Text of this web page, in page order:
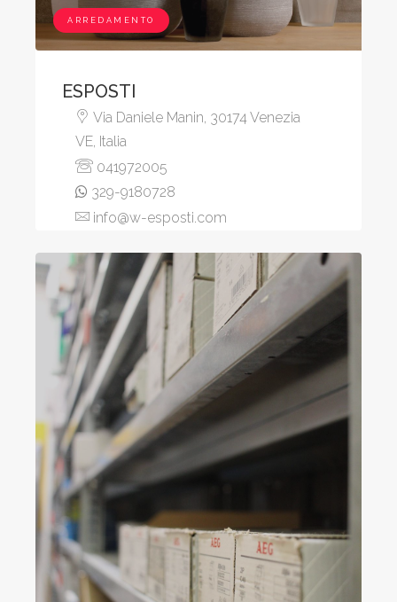
ARREDAMENTO
ESPOSTI
Via Daniele Manin, 30174 Venezia
VE, Italia
041972005
329-9180728
info@w-esposti.com